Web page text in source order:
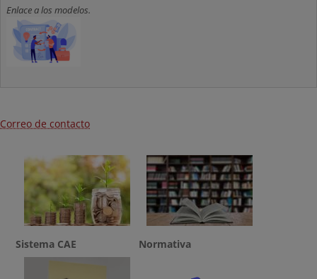
Enlace a los modelos.
Correo de contacto
Sistema CAE Normativa